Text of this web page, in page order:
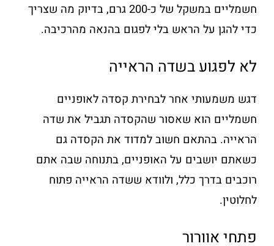
חשמליים במשקל של כ-200 גרם, בדיוק מה שצריך
כדי להגן על הראש בלי לפגום בהנאה מהרכיבה.
לא לפגוע בשדה הראייה
דגש משמעותי אחר לבחירת קסדה לאופניים
חשמליים הוא שאסור שהקסדה תגביל את שדה
הראייה. בהתאם חשוב למדוד את הקסדה גם
כשאתם יושבים על האופניים, בתנוחה שבה אתם
רוכבים בדרך כלל, ולוודא ששדה הראייה פתוח
לחלוטין.
פתחי אוורור